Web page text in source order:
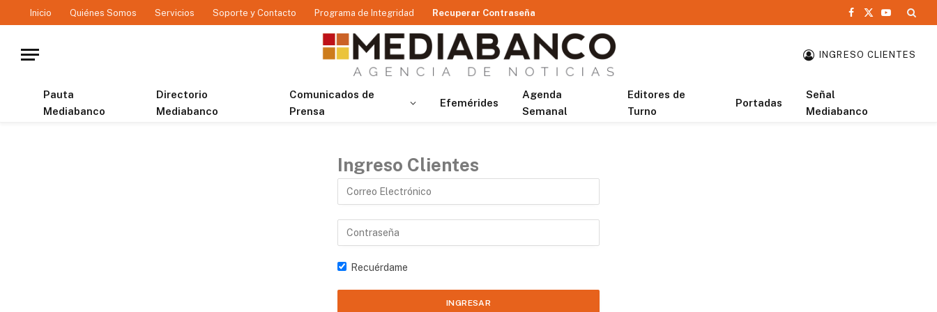
Inicio Quiénes Somos Servicios Soporte y Contacto Programa de Integridad Recuperar Contraseña
Facebook
X
YouTube
INGRESO CLIENTES
Pauta
Mediabanco
Directorio
Mediabanco
Comunicados de
Prensa
Efemérides
Agenda
Semanal
Editores de
Turno
Portadas
Señal
Mediabanco
Ingreso Clientes
Recuérdame